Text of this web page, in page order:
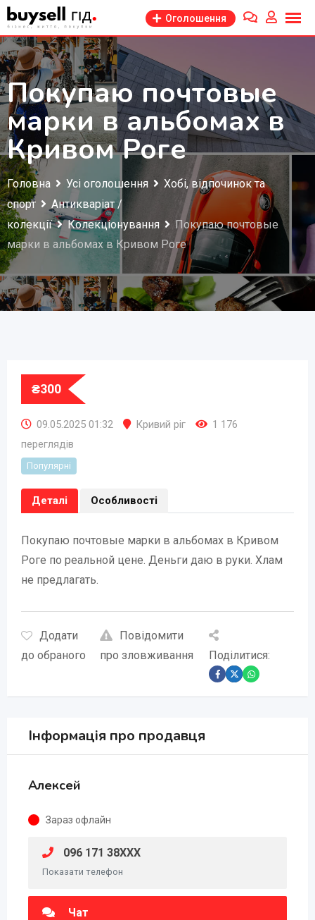
Перейти
до
змісту
Оголошення
Покупаю почтовые
марки в альбомах в
Кривом Роге
Головна Усі оголошення
Хобі, відпочинок та
спорт
Антикваріат /
колекції
Колекціонування
Покупаю почтовые
марки в альбомах в Кривом Роге
₴300
09.05.2025 01:32 Кривий ріг
1 176
переглядів
Популярні
Деталі Особливості
Покупаю почтовые марки в альбомах в Кривом
Роге по реальной цене. Деньги даю в руки. Хлам
не предлагать.
Додати
до обраного
Повідомити
про зловживання
Поділитися:
Інформація про продавця
Алексей
Зараз офлайн
096 171 38XXX
Показати телефон
Чат